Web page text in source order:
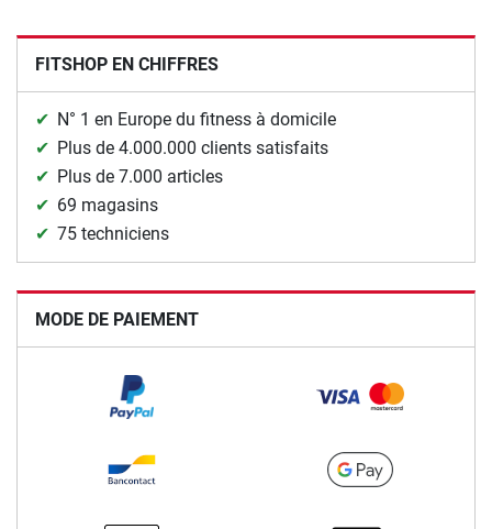
FITSHOP EN CHIFFRES
N° 1 en Europe du fitness à domicile
Plus de 4.000.000 clients satisfaits
Plus de 7.000 articles
69 magasins
75 techniciens
MODE DE PAIEMENT